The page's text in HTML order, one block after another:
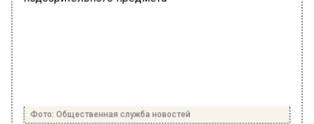
Фото: Общественная служба новостей